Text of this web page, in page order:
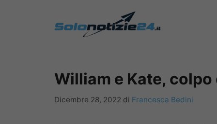
William e Kate,
Dicembre 28, 2022 di Francesca Bedini